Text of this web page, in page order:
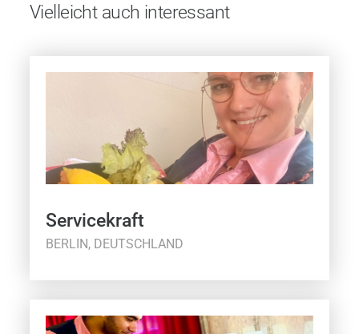
Vielleicht auch interessant
Servicekraft
BERLIN, DEUTSCHLAND